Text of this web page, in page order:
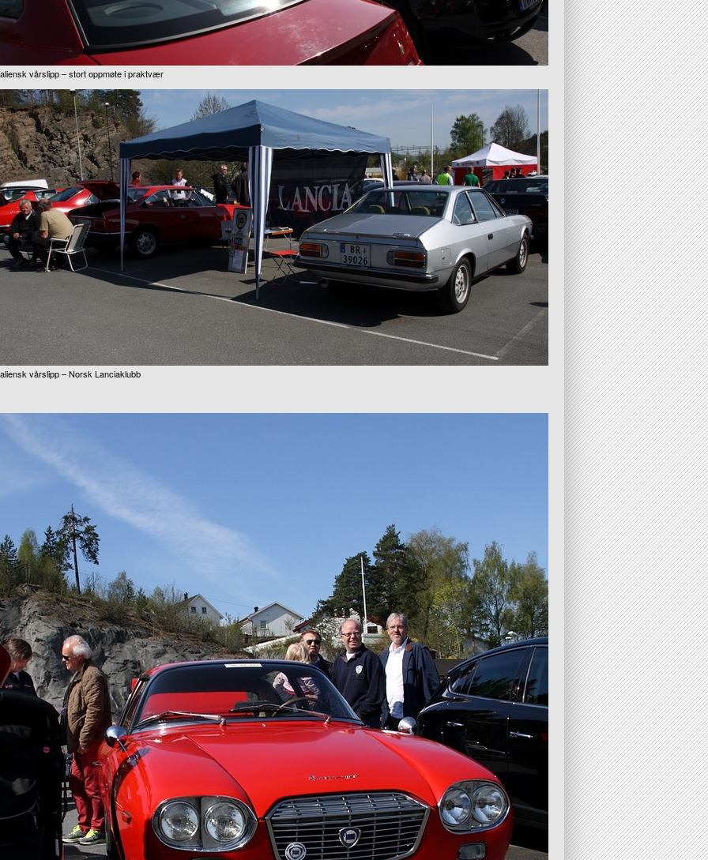
vårslipp – stort oppmøte i praktvær
vårslipp – Norsk Lanciaklubb